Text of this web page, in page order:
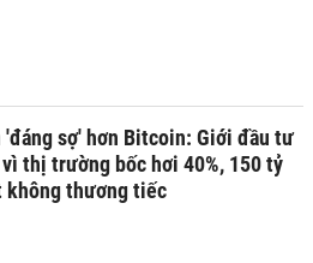
sợ' hơn Bitcoin: Giới đầu tư
thị trường bốc hơi 40%, 150 tỷ
không thương tiếc